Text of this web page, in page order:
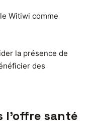
Witiwi comme
la présence de
des
l’offre santé